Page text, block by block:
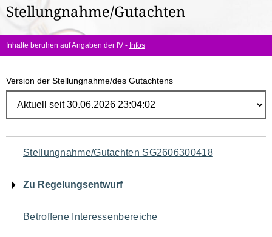
hier:
Stellungnahme/Gutachten
Inhalte beruhen auf Angaben der IV - Infos
Version der Stellungnahme/des Gutachtens
Navigation
für
den
Seiteninhalt
Stellungnahme/Gutachten SG2606300418
Zu Regelungsentwurf
Betroffene Interessenbereiche